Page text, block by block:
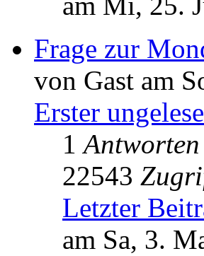
Frage zur
von Gast am
Erster
1Antworten
22543
Letzter
am Sa, 3.